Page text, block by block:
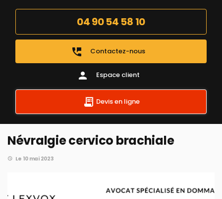
04 90 54 58 10
perm_phone_msg Contactez-nous
person Espace client
Devis en ligne
Névralgie cervico brachiale
Le 10 mai 2023